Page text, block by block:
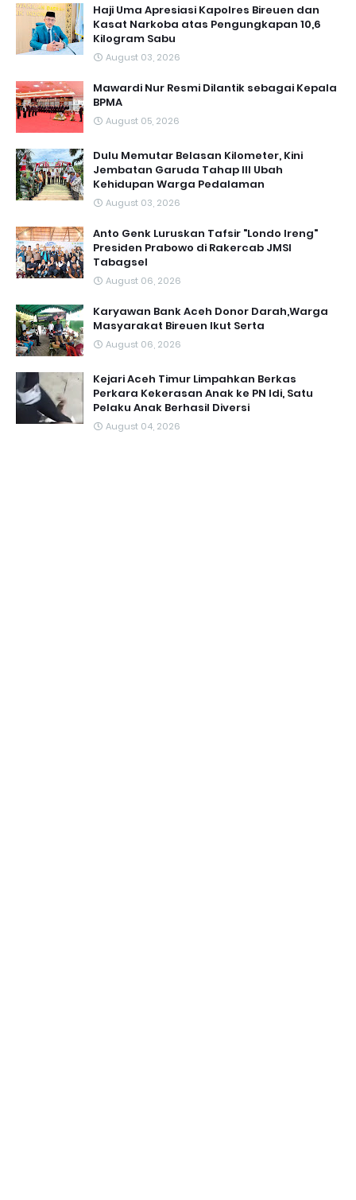
Haji Uma Apresiasi Kapolres Bireuen dan
Kasat Narkoba atas Pengungkapan 10,6
Kilogram Sabu
August 03, 2026
Mawardi Nur Resmi Dilantik sebagai Kepala
BPMA
August 05, 2026
Dulu Memutar Belasan Kilometer, Kini
Jembatan Garuda Tahap III Ubah
Kehidupan Warga Pedalaman ‎
August 03, 2026
Anto Genk Luruskan Tafsir "Londo Ireng"
Presiden Prabowo di Rakercab JMSI
Tabagsel
August 06, 2026
Karyawan Bank Aceh Donor Darah,Warga
Masyarakat Bireuen Ikut Serta
August 06, 2026
Kejari Aceh Timur Limpahkan Berkas
Perkara Kekerasan Anak ke PN Idi, Satu
Pelaku Anak Berhasil Diversi
August 04, 2026